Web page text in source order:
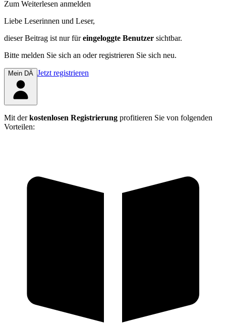
Zum Weiterlesen anmelden
Liebe Leserinnen und Leser,
dieser Beitrag ist nur füreingeloggte Benutzer sichtbar.
Bitte melden Sie sich an oder registrieren Sie sich neu.
Mein DÄ Jetzt registrieren
Mit derkostenlosen Registrierung profitieren Sie von folgenden
Vorteilen: